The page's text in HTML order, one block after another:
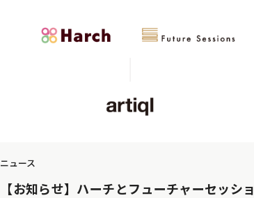
ニュース
【お知らせ】ハーチとフューチャーセッショ